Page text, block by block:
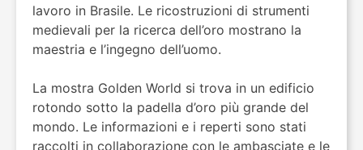
lavoro in Brasile. Le ricostruzioni di strumenti
medievali per la ricerca dell’oro mostrano la
maestria e l’ingegno dell’uomo.
La mostra Golden World si trova in un edificio
rotondo sotto la padella d’oro più grande del
mondo. Le informazioni e i reperti sono stati
raccolti in collaborazione con le ambasciate e le